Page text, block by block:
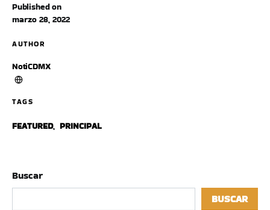
Published on
marzo 28, 2022
AUTHOR
NotiCDMX
TAGS
FEATURED, PRINCIPAL
Buscar
BUSCAR